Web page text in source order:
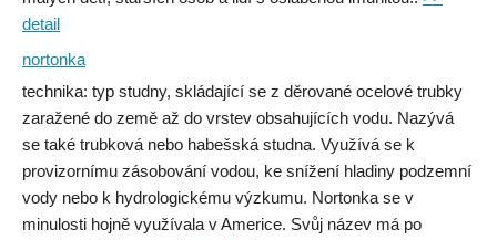
detail
nortonka
technika: typ studny, skládající se z děrované ocelové trubky
zaražené do země až do vrstev obsahujících vodu. Nazývá
se také trubková nebo habešská studna. Využívá se k
provizornímu zásobování vodou, ke snížení hladiny podzemní
vody nebo k hydrologickému výzkumu. Nortonka se v
minulosti hojně využívala v Americe. Svůj název má po